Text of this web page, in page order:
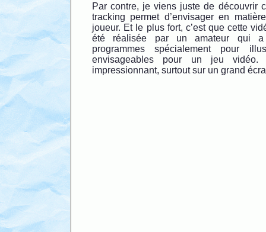
Par contre, je viens juste de découvrir
tracking permet d’envisager en
joueur. Et le plus fort, c’est que cette
été réalisée par un amateur qui
programmes spécialement pour
envisageables pour un jeu vidéo.
impressionnant, surtout sur un grand